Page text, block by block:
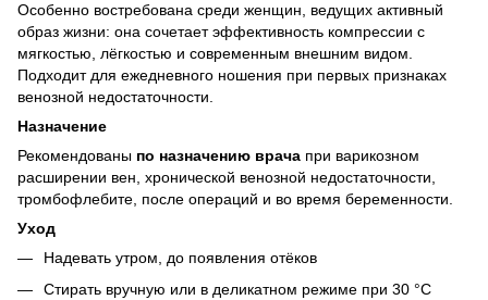
Особенно востребована среди женщин, ведущих активный
образ жизни: она сочетает эффективность компрессии с
мягкостью, лёгкостью и современным внешним видом.
Подходит для ежедневного ношения при первых признаках
венозной недостаточности.
Назначение
Рекомендованы по назначению врача при варикозном
расширении вен, хронической венозной недостаточности,
тромбофлебите, после операций и во время беременности.
Уход
Надевать утром, до появления отёков
Стирать вручную или в деликатном режиме при 30 °C